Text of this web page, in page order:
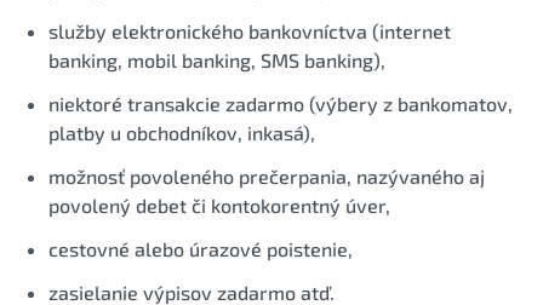
služby elektronického bankovníctva (internet
banking, mobil banking, SMS banking),
niektoré transakcie zadarmo (výbery z bankomatov,
platby u obchodníkov, inkasá),
možnosť povoleného prečerpania, nazývaného aj
povolený debet či kontokorentný úver,
cestovné alebo úrazové poistenie,
zasielanie výpisov zadarmo atď.